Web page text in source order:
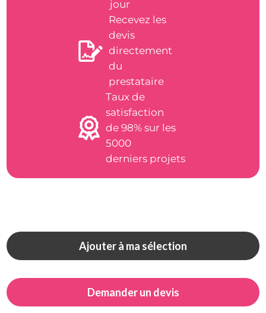
jour
Recevez les
devis
directement
du
prestataire
Taux de
satisfaction
de 98% sur les
5000
derniers projets
Ajouter à ma sélection
Demander un devis